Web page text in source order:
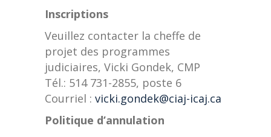
Inscriptions
Veuillez contacter la cheffe de
projet des programmes
judiciaires, Vicki Gondek, CMP
Tél.: 514 731-2855, poste 6
Courriel : vicki.gondek@ciaj-icaj.ca
Politique d’annulation